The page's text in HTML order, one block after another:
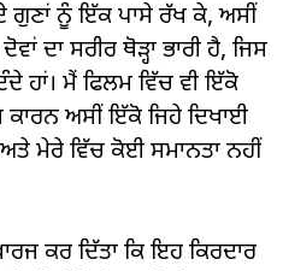
ਗੁਣਾਂ ਨੂੰ ਇੱਕ ਪਾਸੇ ਰੱਖ ਕੇ, ਅਸੀਂ
ਦਾ ਸਰੀਰ ਥੋੜ੍ਹਾ ਭਾਰੀ ਹੈ, ਜਿਸ
ਹਾਂ। ਮੈਂ ਫਿਲਮ ਵਿੱਚ ਵੀ ਇੱਕੋ
ਕਾਰਨ ਅਸੀਂ ਇੱਕੋ ਜਿਹੇ ਦਿਖਾਈ
ਮੇਰੇ ਵਿੱਚ ਕੋਈ ਸਮਾਨਤਾ ਨਹੀਂ
ਕਰ ਦਿੱਤਾ ਕਿ ਇਹ ਕਿਰਦਾਰ